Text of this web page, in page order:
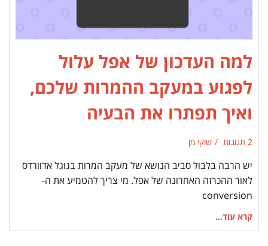
למה העדכון של אפל עלול
לפגוע במעקב ההמרות שלכם,
ואיך תפתרו את הבעיה
2 תגובות שוקי מן
יש הרבה בלבול סביב הנושא של מעקב המרות בגוגל אדוורדס
לאור ההכרזה האחרונה של אפל. מי צריך להטמיע את ה-
conversion
קרא עוד...